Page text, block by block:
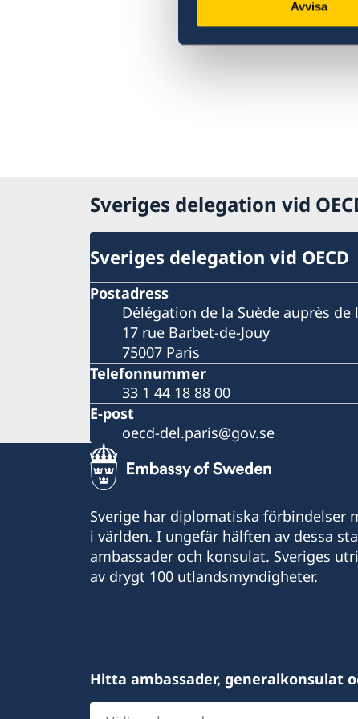
Avvisa
Sveriges delegation vid
Sveriges delegation vid OECD
Postadress
Délégation de la Suède auprès de
17 rue Barbet-de-Jouy
75007 Paris
Telefonnummer
33 1 44 18 88 00
E-post
oecd-del.paris@gov.se
Sverige har diplomatiska förbindelser
i världen. I ungefär hälften av dessa
ambassader och konsulat. Sveriges
av drygt 100 utlandsmyndigheter.
Hitta ambassader, generalkonsulat
Välj